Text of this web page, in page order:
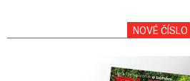
NOVÉ ČÍSLO